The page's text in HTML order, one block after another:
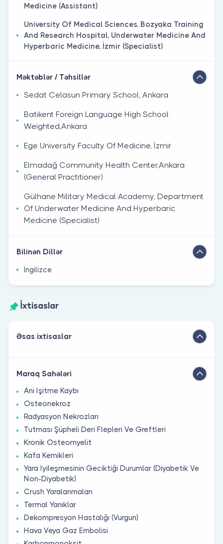
Medicine (Assistant)
University Of Medical Sciences, Bozyaka Training
And Research Hospital, Underwater Medicine And
Hyperbaric Medicine, İzmir (Specialist)
Məktəblər / Təhsillər
Sedat Celasun Primary School, Ankara
Batıkent Foreign Language High School
Weighted,Ankara
Ege University Faculty Of Medicine, İzmir
Elmadağ Community Health Center,Ankara
(General Practitioner)
Gülhane Military Medical Academy, Department
Of Underwater Medicine And Hyperbaric
Medicine (Specialist)
Bilinən Dillər
İngilizce
İxtisaslar
Əsas ixtisaslar
Maraq Sahələri
Ani Işitme Kaybı
Osteonekroz
Radyasyon Nekrozları
Tutması Şüpheli Deri Flepleri Ve Greftleri
Kronik Osteomyelit
Kafa Kemikleri
Yara Iyileşmesinin Geciktiği Durumlar (Diyabetik Ve
Non-Diyabetik)
Crush Yaralanmaları
Termal Yanıklar
Dekompresyon Hastalığı (Vurgun)
Hava Veya Gaz Embolisi